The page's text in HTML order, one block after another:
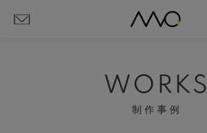
WORKS
制作事例